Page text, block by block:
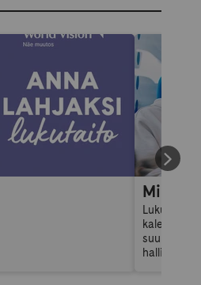
kalenteri: